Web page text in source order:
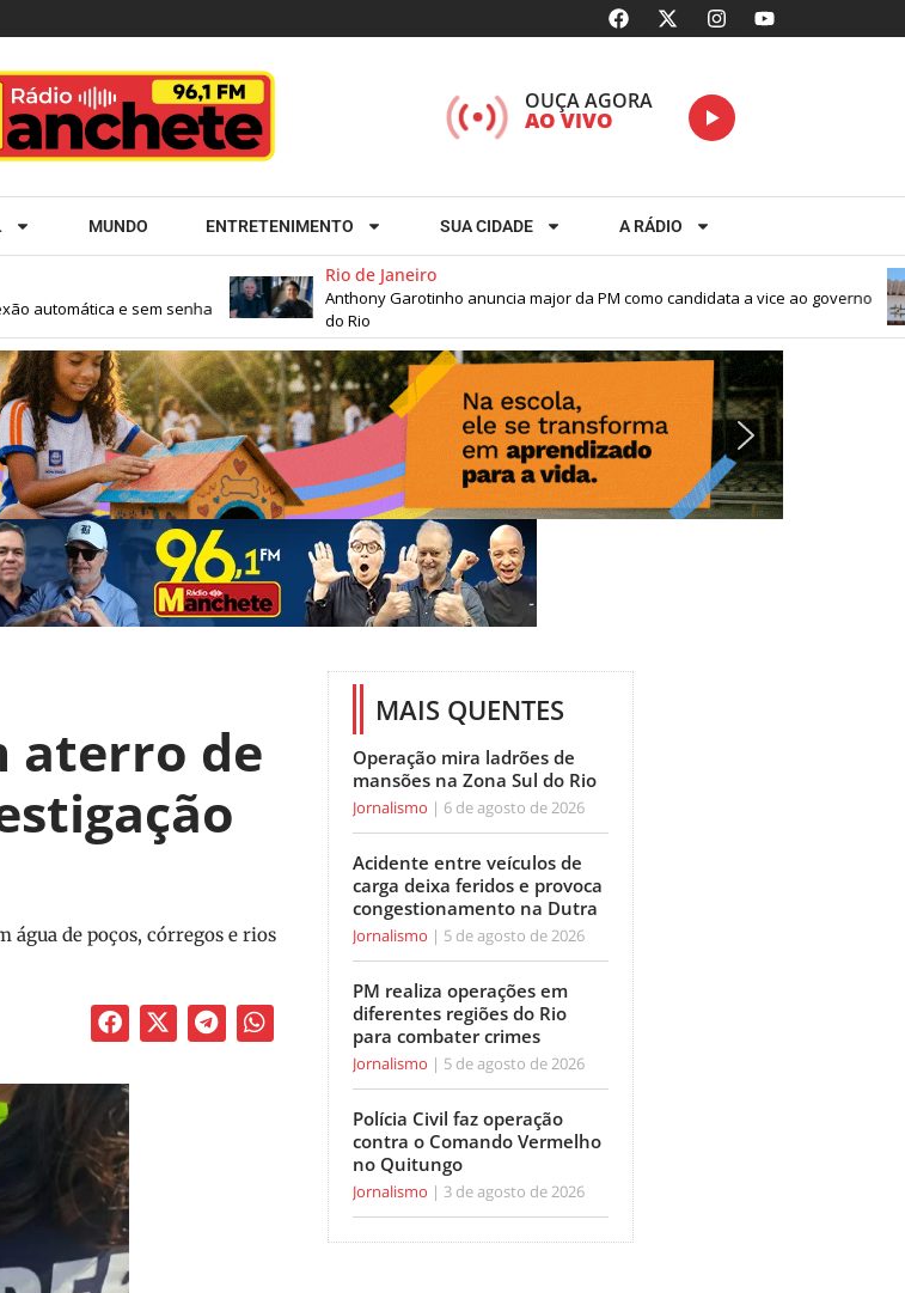
OUÇA AGORA
AO VIVO
MUNDO ENTRETENIMENTO SUA CIDADE A RÁDIO
automática e sem senha
Rio de Janeiro
Anthony Garotinho anuncia major da PM como candidata a vice ao governo
do Rio
aterro de
de poços, córregos e rios
MAIS QUENTES
Operação mira ladrões de
mansões na Zona Sul do Rio
Jornalismo 6 de agosto de 2026
Acidente entre veículos de
carga deixa feridos e provoca
congestionamento na Dutra
Jornalismo 5 de agosto de 2026
PM realiza operações em
diferentes regiões do Rio
para combater crimes
Jornalismo 5 de agosto de 2026
Polícia Civil faz operação
contra o Comando Vermelho
no Quitungo
Jornalismo 3 de agosto de 2026